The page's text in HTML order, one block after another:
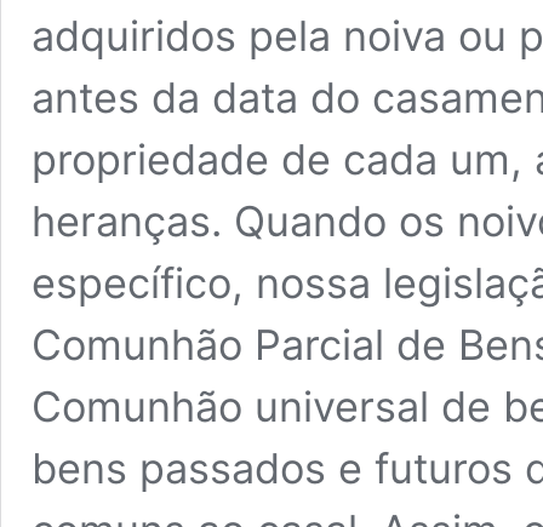
adquiridos pela noiva ou
antes da data do
propriedade de cada um,
heranças. Quando os
específico, nossa
Comunhão Parcial de
Comunhão universal de
bens passados e futuros